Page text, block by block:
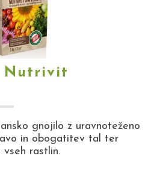
Nutrivit
gnojilo z uravnoteženo
in obogatitev tal ter
rastlin.